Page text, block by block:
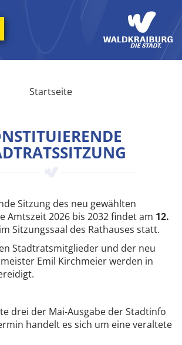
Startseite
Sitzung des neu gewählten
Amtszeit 2026 bis 2032 findet am 12.
im Sitzungssaal des Rathauses statt.
Stadtratsmitglieder und der neu
Emil Kirchmeier werden in
drei der Mai-Ausgabe der Stadtinfo
handelt es sich um eine veraltete